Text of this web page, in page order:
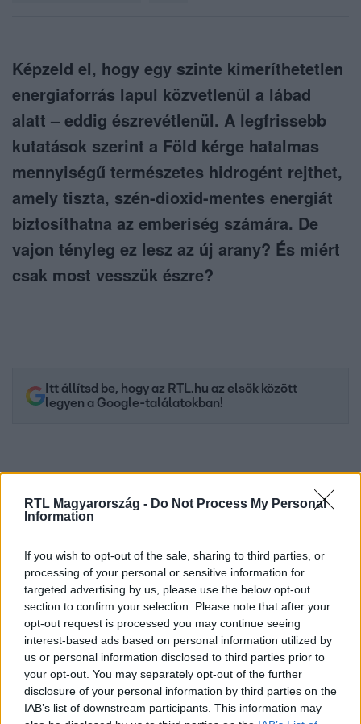
RTL Magyarország - Do Not Process My Personal
Information
If you wish to opt-out of the sale, sharing to third parties, or
processing of your personal or sensitive information for
targeted advertising by us, please use the below opt-out
section to confirm your selection. Please note that after your
opt-out request is processed you may continue seeing
interest-based ads based on personal information utilized by
us or personal information disclosed to third parties prior to
your opt-out. You may separately opt-out of the further
disclosure of your personal information by third parties on the
IAB’s list of downstream participants. This information may
Képzeld el, hogy egy szinte kimeríthetetlen
energiaforrás lapul közvetlenül a lábad
alatt – eddig észrevétlenül. A legfrissebb
kutatások szerint a Föld kérge hatalmas
mennyiségű természetes hidrogént rejthet,
amely tiszta, szén-dioxid-mentes energiát
biztosíthatna az emberiség számára. De
vajon tényleg ez lesz az új arany? És miért
csak most vesszük észre?
Itt állítsd be, hogy az RTL.hu az elsők között
legyen a Google-találatokban!
Kövess minket, és értesülj a friss hírekről a
Facebookon is!
Követem